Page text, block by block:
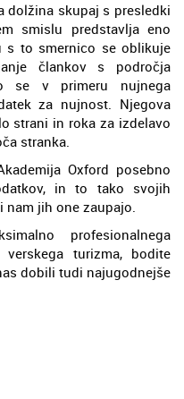
dolžina skupaj s presledki
smislu predstavlja eno
s to smernico se oblikuje
člankov s področja
se v primeru nujnega
za nujnost. Njegova
strani in roka za izdelavo
stranka.
Oxford posebno
in to tako svojih
nam jih one zaupajo.
profesionalnega
turizma, bodite
dobili tudi najugodnejše